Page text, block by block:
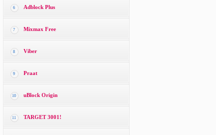
6 Adblock Plus
7 Mixmax Free
8 Viber
9 Praat
10 uBlock Origin
11 TARGET 3001!